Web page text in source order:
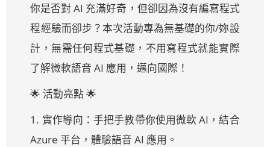
你是否對 AI 充滿好奇，但卻因為沒有編寫程式
程經驗而卻步？本次活動專為無基礎的你/妳設
計，無需任何程式基礎，不用寫程式就能實際
了解微軟語音 AI 應用，邁向國際！
🌟 活動亮點 🌟
1. 實作導向：手把手教帶你使用微軟 AI，結合
Azure 平台，體驗語音 AI 應用。